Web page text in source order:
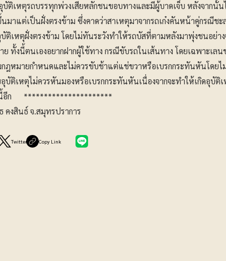
ติเหตุรถบรรทุกพ่วงเสียหลักชนขอบทางและมีผู้บาดเจ็บ หลังจากนั้น
มาแต่เป็นฝั่งตรงข้าม ซึ่งคาดว่าสาเหตุมาจากรถเก๋งคันหน้าคู่กรณีชะ
ติเหตุฝั่งตรงข้าม โดยไม่ทันระวังทำให้รถบัสที่ตามหลังมาพุ่งชนอย่าง
าย ทั้งนี้ตนเองอยากฝากผู้ใช้ทาง กรณีขับรถในเส้นทาง โดยเฉพาะเล
กฎหมายกำหนดและไม่ควรขับช้าแต่แช่ขวาหรือเบรกกระทันหันโดยไ
บัติเหตุไม่ควรหันมองหรือเบรกกระทันหันเนื่องจากจะทำให้เกิดอุบัติ
นี้อีก **********************
คงสินธ์ จ.สมุทรปราการ
Twitter Copy Link